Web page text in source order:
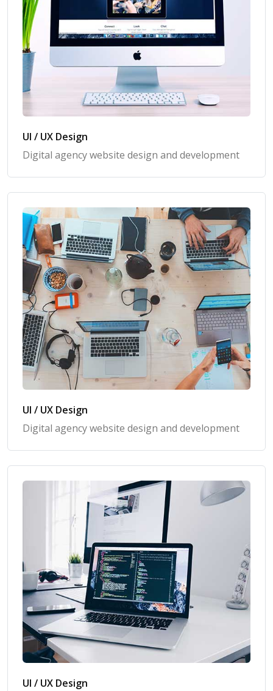
UI / UX Design
Digital agency website design and development
UI / UX Design
Digital agency website design and development
UI / UX Design